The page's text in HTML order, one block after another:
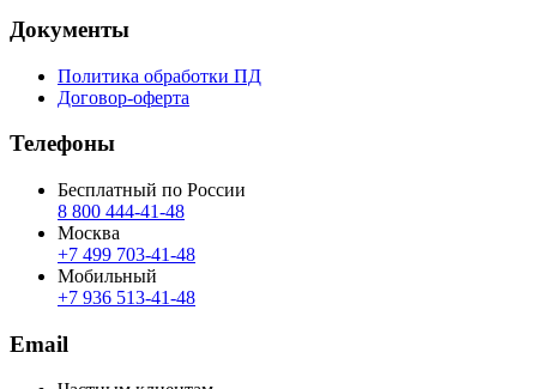
Документы
Политика обработки ПД
Договор-оферта
Телефоны
Бесплатный по России
8 800 444‑41‑48
Москва
+7 499 703‑41‑48
Мобильный
+7 936 513‑41‑48
Email